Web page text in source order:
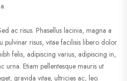
ac risus. Phasellus lacinia, magna a
pulvinar risus, vitae facilisis libero dolor
felis, adipiscing varius, adipiscing in,
urna. Etiam pellentesque mauris ut
gravida vitae, ultricies ac, leo.